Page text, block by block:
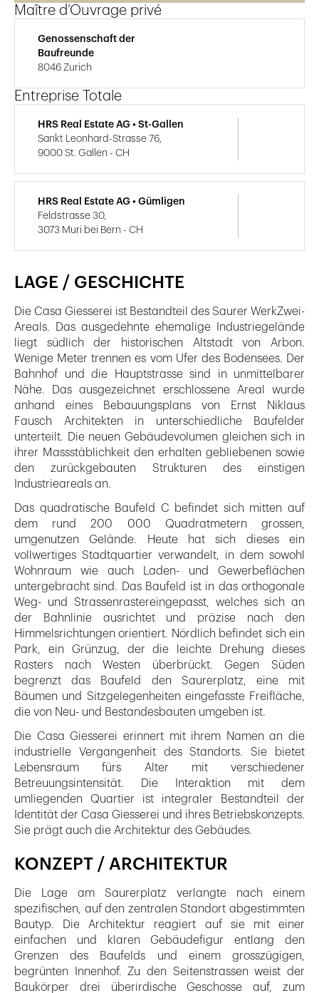
LAGE / GESCHICHTE
Die Casa Giesserei ist Bestandteil des Saurer WerkZwei-
Areals. Das ausgedehnte ehemalige Industriegelände
liegt südlich der historischen Altstadt von Arbon.
Wenige Meter trennen es vom Ufer des Bodensees. Der
Bahnhof und die Hauptstrasse sind in unmittelbarer
Nähe. Das ausgezeichnet erschlossene Areal wurde
anhand eines Bebauungsplans von Ernst Niklaus
Fausch Architekten in unterschiedliche Baufelder
unterteilt. Die neuen Gebäudevolumen gleichen sich in
ihrer Massstäblichkeit den erhalten gebliebenen sowie
den zurückgebauten Strukturen des einstigen
Industrieareals an.
Das quadratische Baufeld C befindet sich mitten auf
dem rund 200 000 Quadratmetern grossen,
umgenutzen Gelände. Heute hat sich dieses ein
vollwertiges Stadtquartier verwandelt, in dem sowohl
Wohnraum wie auch Laden- und Gewerbeflächen
untergebracht sind. Das Baufeld ist in das orthogonale
Weg- und Strassenrastereingepasst, welches sich an
der Bahnlinie ausrichtet und präzise nach den
Himmelsrichtungen orientiert. Nördlich befindet sich ein
Park, ein Grünzug, der die leichte Drehung dieses
Rasters nach Westen überbrückt. Gegen Süden
begrenzt das Baufeld den Saurerplatz, eine mit
Bäumen und Sitzgelegenheiten eingefasste Freifläche,
die von Neu- und Bestandesbauten umgeben ist.
Die Casa Giesserei erinnert mit ihrem Namen an die
industrielle Vergangenheit des Standorts. Sie bietet
Lebensraum fürs Alter mit verschiedener
Betreuungsintensität. Die Interaktion mit dem
umliegenden Quartier ist integraler Bestandteil der
Identität der Casa Giesserei und ihres Betriebskonzepts.
Sie prägt auch die Architektur des Gebäudes.
KONZEPT / ARCHITEKTUR
Die Lage am Saurerplatz verlangte nach einem
spezifischen, auf den zentralen Standort abgestimmten
Bautyp. Die Architektur reagiert auf sie mit einer
einfachen und klaren Gebäudefigur entlang den
Grenzen des Baufelds und einem grosszügigen,
begrünten Innenhof. Zu den Seitenstrassen weist der
Baukörper drei überirdische Geschosse auf, zum
Maître d’Ouvrage privé
Genossenschaft der
Baufreunde
8046 Zurich
Entreprise Totale
HRS Real Estate AG • St-Gallen
Sankt Leonhard-Strasse 76,
9000 St. Gallen - CH
HRS Real Estate AG • Gümligen
Feldstrasse 30,
3073 Muri bei Bern - CH